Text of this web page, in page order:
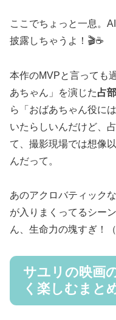
ここでちょっと一息。
披露しちゃうよ！🎬☕
本作のMVPと言っても
あちゃん」を演じた占
ら「おばあちゃん役に
いたらしいんだけど、
て、撮影現場では想像
んだって。
あのアクロバティック
が入りまくってるシー
ん、生命力の塊すぎ！（
サユリの映画
く楽しむまと